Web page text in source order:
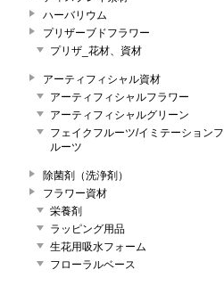
ハーバリウム
プリザーブドフラワー
プリザ_花材、資材
アーティフィシャル資材
アーティフィシャルフラワー
アーティフィシャルグリーン
フェイクフルーツ/イミテーションフ
ルーツ
除菌剤（洗浄剤）
フラワー資材
栄養剤
ラッピング用品
生花用吸水フォーム
フローラルベース